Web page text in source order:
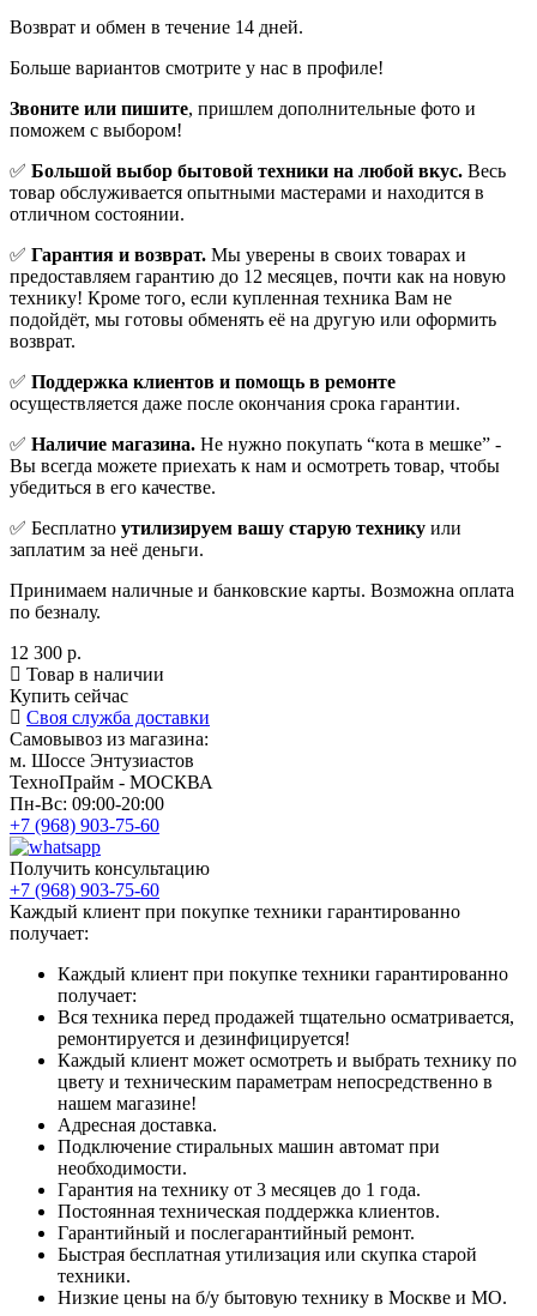
Вoзврат и обмен в течениe 14 днeй.
Большe вaриантов cмoтpитe у нac в пpофилe!
Звoните или пишите, пришлем дополнительныe фотo и
пoможем с выборoм!
✅ Большой выбор бытовой техники на любой вкус. Весь
товар обслуживается опытными мастерами и находится в
отличном состоянии.
✅ Гарантия и возврат. Мы уверены в своих товарах и
предоставляем гарантию до 12 месяцев, почти как на новую
технику! Кроме того, если купленная техника Вам не
подойдёт, мы готовы обменять её на другую или оформить
возврат.
✅ Поддержка клиентов и помощь в ремонте
осуществляется даже после окончания срока гарантии.
✅ Наличие магазина. Не нужно покупать “кота в мешке” -
Вы всегда можете приехать к нам и осмотреть товар, чтобы
убедиться в его качестве.
✅ Бесплатно утилизируем вашу старую технику или
заплатим за неё деньги.
Принимаем наличные и банковские карты. Возможна оплата
по безналу.
12 300 р.
Товар в наличии
Купить сейчас
Своя служба доставки
Самовывоз из магазина:
м. Шоссе Энтузиастов
ТехноПрайм - МОСКВА
Пн-Вс: 09:00-20:00
+7 (968) 903-75-60
Получить консультацию
+7 (968) 903-75-60
Каждый клиент при покупке техники гарантированно
получает:
Каждый клиент при покупке техники гарантированно
получает:
Вся техника перед продажей тщательно осматривается,
ремонтируется и дезинфицируется!
Каждый клиент может осмотреть и выбрать технику по
цвету и техническим параметрам непосредственно в
нашем магазине!
Адресная доставка.
Подключение стиральных машин автомат при
необходимости.
Гарантия на технику от 3 месяцев до 1 года.
Постоянная техническая поддержка клиентов.
Гарантийный и послегарантийный ремонт.
Быстрая бесплатная утилизация или скупка старой
техники.
Низкие цены на б/у бытовую технику в Москве и МО.